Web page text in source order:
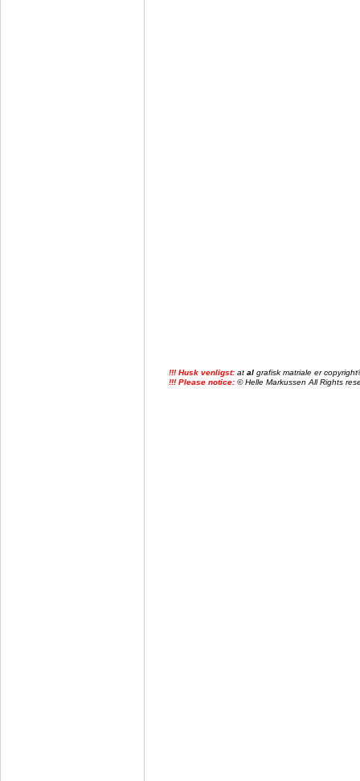
!!! Husk venligst: at al grafisk matriale er
!!! Please notice: © Helle Markussen All Rights